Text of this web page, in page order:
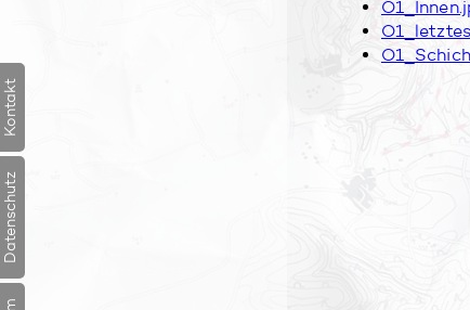
Datenschutz
Kontakt